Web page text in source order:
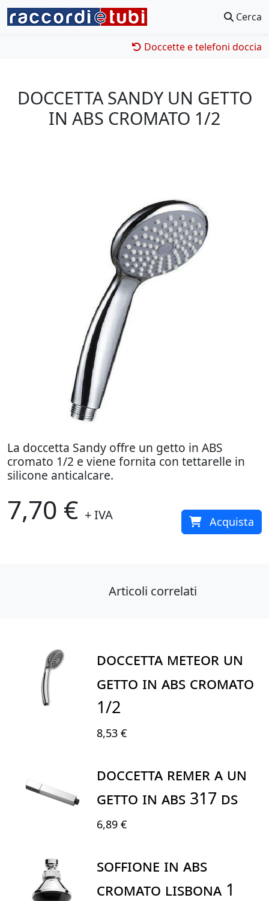
Cerca
Doccette e telefoni doccia
DOCCETTA SANDY UN GETTO
IN ABS CROMATO 1/2
La doccetta Sandy offre un getto in ABS
cromato 1/2 e viene fornita con tettarelle in
silicone anticalcare.
7,70 € + IVA Acquista
Articoli correlati
DOCCETTA METEOR UN
GETTO IN ABS CROMATO
1/2
8,53 €
DOCCETTA REMER A UN
GETTO IN ABS 317 DS
6,89 €
SOFFIONE IN ABS
CROMATO LISBONA 1